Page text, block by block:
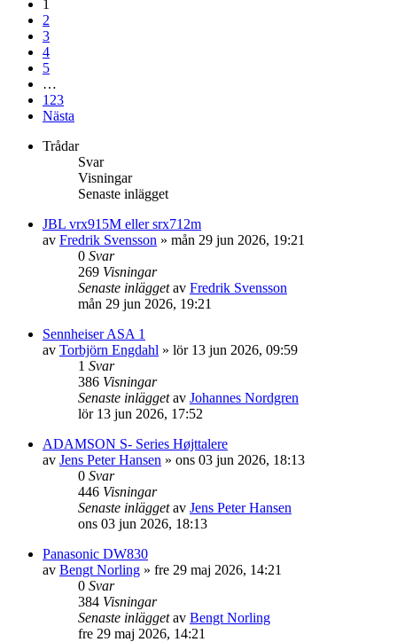
1
2
3
4
5
…
123
Nästa
Trådar
Svar
Visningar
Senaste inlägget
JBL vrx915M eller srx712m
av Fredrik Svensson » mån 29 jun 2026, 19:21
0 Svar
269 Visningar
Senaste inläggetav Fredrik Svensson
mån 29 jun 2026, 19:21
Sennheiser ASA 1
av Torbjörn Engdahl » lör 13 jun 2026, 09:59
1 Svar
386 Visningar
Senaste inläggetav Johannes Nordgren
lör 13 jun 2026, 17:52
ADAMSON S- Series Højttalere
av Jens Peter Hansen » ons 03 jun 2026, 18:13
0 Svar
446 Visningar
Senaste inläggetav Jens Peter Hansen
ons 03 jun 2026, 18:13
Panasonic DW830
av Bengt Norling » fre 29 maj 2026, 14:21
0 Svar
384 Visningar
Senaste inläggetav Bengt Norling
fre 29 maj 2026, 14:21